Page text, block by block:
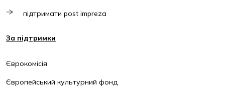
підтримати post impreza
За підтримки
Єврокомісія
Європейський культурний фонд